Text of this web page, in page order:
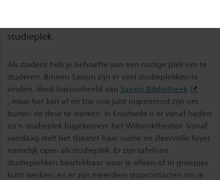
studieplek.
Als student heb je behoefte aan een rustige plek om te
studeren. Binnen Saxion zijn er veel studieplekken te
vinden, denk bijvoorbeeld aan Saxion Bibliotheek
, maar het kan af en toe ook juist inspirerend zijn om
buiten de deur te werken. In Enschede is er vanaf heden
zo'n studieplek bijgekomen: het Wilminktheater. Vanaf
vandaag stelt het theater haar ruime en sfeervolle foyer
namelijk open als studieplek. Er zijn tafels en
studieplekken beschikbaar waar je alleen of in groepjes
kunt werken, en er zijn meerdere stopcontacten om je